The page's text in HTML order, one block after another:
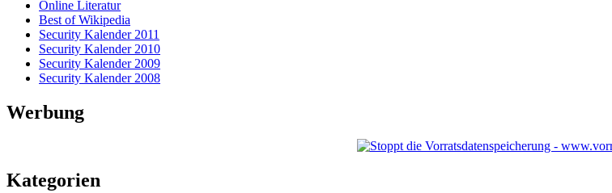
Online Literatur
Best of Wikipedia
Security Kalender 2011
Security Kalender 2010
Security Kalender 2009
Security Kalender 2008
Werbung
Kategorien